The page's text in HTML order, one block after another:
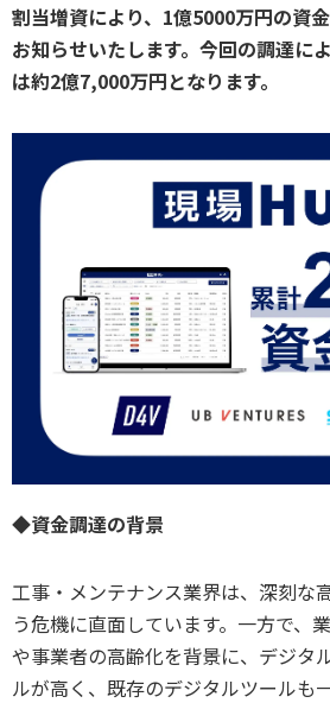
割当増資により、1億5000万円の資
お知らせいたします。今回の調達に
は約2億7,000万円となります。
◆資金調達の背景
工事・メンテナンス業界は、深刻な
う危機に直面しています。一方で、
や事業者の高齢化を背景に、デジタ
ルが高く、既存のデジタルツールも